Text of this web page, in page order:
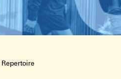
Repertoire